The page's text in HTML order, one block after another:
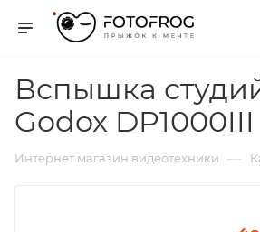
Вспышка
Godox DP1000III
Интернет магазин видеотехники —